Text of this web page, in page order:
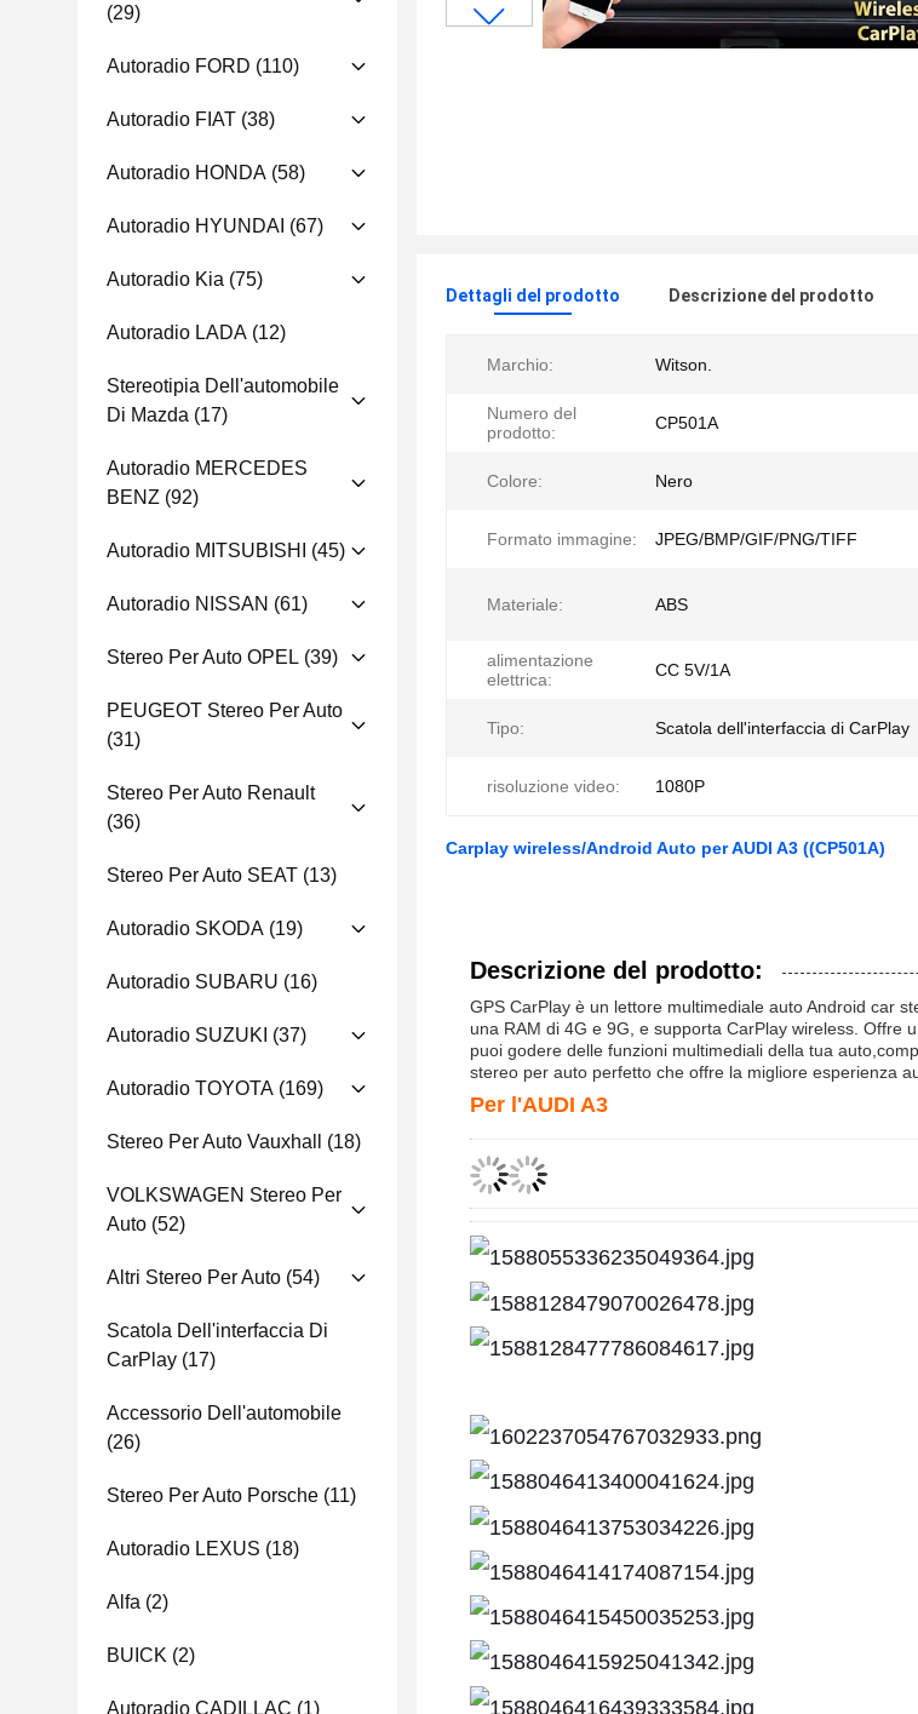
(29)
Autoradio FORD (110)
Autoradio FIAT (38)
Autoradio HONDA (58)
Autoradio HYUNDAI (67)
Autoradio Kia (75)
Autoradio LADA (12)
Stereotipia Dell'automobile
Di Mazda (17)
Autoradio MERCEDES
BENZ (92)
Autoradio MITSUBISHI (45)
Autoradio NISSAN (61)
Stereo Per Auto OPEL (39)
PEUGEOT Stereo Per Auto
(31)
Stereo Per Auto Renault
(36)
Stereo Per Auto SEAT (13)
Autoradio SKODA (19)
Autoradio SUBARU (16)
Autoradio SUZUKI (37)
Autoradio TOYOTA (169)
Stereo Per Auto Vauxhall (18)
VOLKSWAGEN Stereo Per
Auto (52)
Altri Stereo Per Auto (54)
Scatola Dell'interfaccia Di
CarPlay (17)
Accessorio Dell'automobile
(26)
Stereo Per Auto Porsche (11)
Autoradio LEXUS (18)
Alfa (2)
BUICK (2)
Autoradio CADILLAC (1)
Dettagli del prodotto Descrizione del prodotto
Marchio: Witson.
Numero del
prodotto:
CP501A
Colore: Nero
Formato immagine: JPEG/BMP/GIF/PNG/TIFF
Materiale: ABS
alimentazione
elettrica:
CC 5V/1A
Tipo: Scatola dell'interfaccia di CarPlay
risoluzione video: 1080P
Carplay wireless/Android Auto per AUDI A3 ((CP501A)
Descrizione del prodotto:
GPS CarPlay è un lettore multimediale auto Android car
una RAM di 4G e 9G, e supporta CarPlay wireless. Offre
puoi godere delle funzioni multimediali della tua
stereo per auto perfetto che offre la migliore esperienza
Per l'AUDI A3